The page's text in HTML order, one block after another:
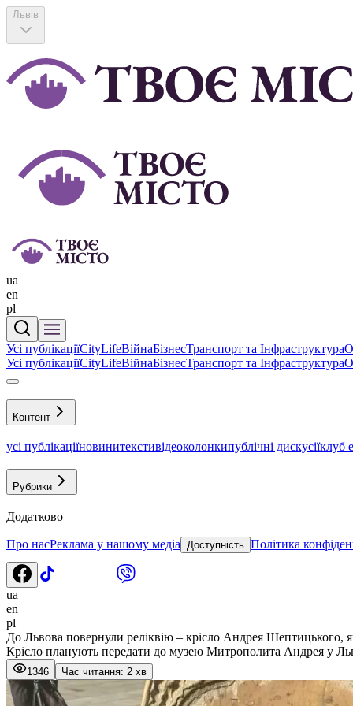
Львів
ua
en
pl
Усі публікаціїCityLifeВійнаБізнесТранспорт та Інфраструктура
Усі публікаціїCityLifeВійнаБізнесТранспорт та Інфраструктура
Контент
усі публікаціїновинитекстивідеоколонкипублічні дискусіїклуб
Рубрики
Додатково
Про насРеклама у нашому медіа Доступність Політика
ua
en
pl
До Львова повернули реліквію – крісло Андрея Шептицького,
Крісло планують передати до музею Митрополита Андрея у
1346 Час читання: 2 хв